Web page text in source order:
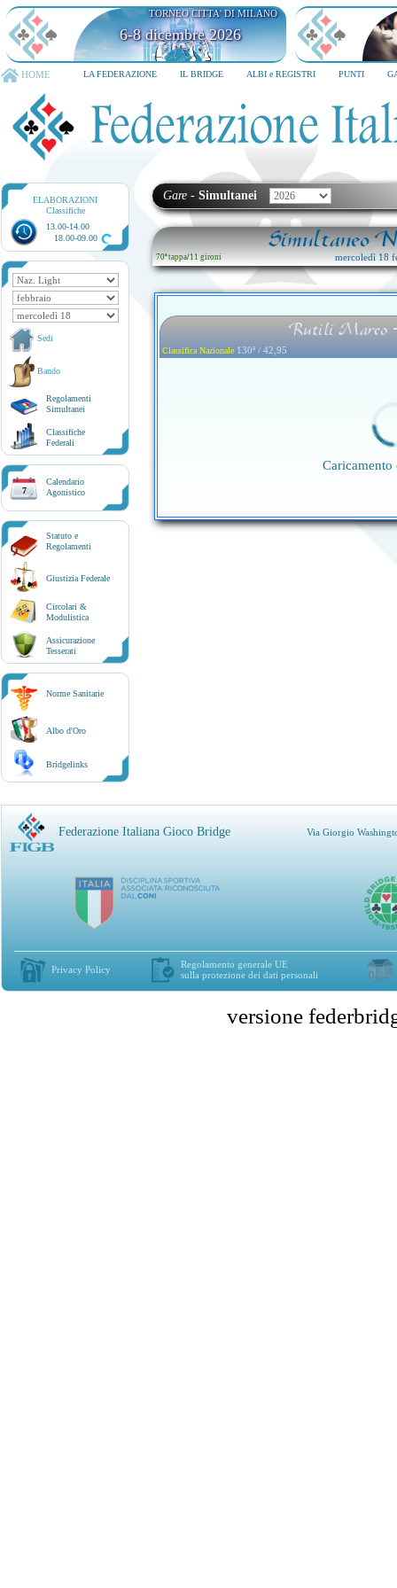
TORNEO CITTA' DI MILANO
6-8 dicembre 2026
HOME LA FEDERAZIONE IL BRIDGE ALBI e REGISTRI PUNTI
ELABORAZIONI
Classifiche
13.00-14.00
18.00-09.00
Sedi
Bando
Regolamenti
Simultanei
Classifiche
Federali
7
Calendario
Agonistico
Statuto e
Regolamenti
Giustizia Federale
Circolari &
Modulistica
Assicurazione
Tesserati
Norme Sanitarie
Albo d'Oro
Bridgelinks
Gare - Simultanei
Simultaneo
70ª tappa/11 gironi mercoledì 18
Rutili Marco -
Classifica Nazionale 130ª / 42,95
Federazione Italiana Gioco Bridge Via Giorgio
Privacy Policy
Regolamento generale UE
sulla protezione dei dati personali
versione